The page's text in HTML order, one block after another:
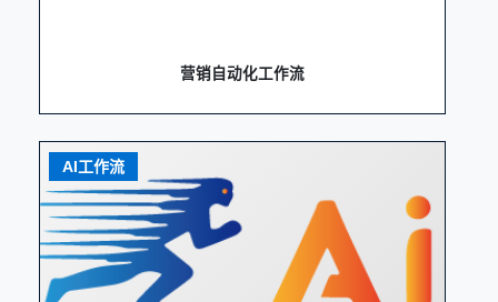
营销自动化工作流
AI工作流